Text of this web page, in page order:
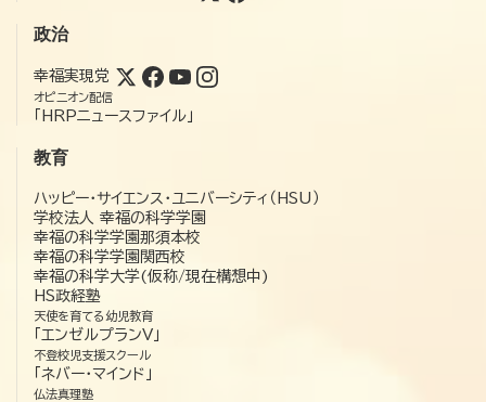
政治
幸福実現党
オピニオン配信
「HRPニュースファイル」
教育
ハッピー・サイエンス・ユニバーシティ（HSU）
学校法人 幸福の科学学園
幸福の科学学園那須本校
幸福の科学学園関西校
幸福の科学大学(仮称/現在構想中)
HS政経塾
天使を育てる幼児教育
「エンゼルプランV」
不登校児支援スクール
「ネバー・マインド」
仏法真理塾